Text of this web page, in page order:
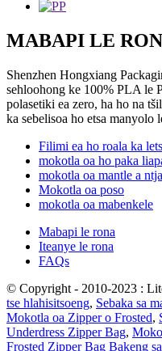
MABAPI LE
Shenzhen Hongxiang
sehloohong ke 100% PLA le
polasetiki ea zero, ha ho na
ka sebelisoa ho etsa manyolo
Filimi ea ho roala ka
mokotla oa ho paka
mokotla oa mantle a ntja
Mokotla oa poso
mokotla oa mabenkele
Mabapi le rona
Iteanye le rona
FAQs
© Copyright - 2010-2023 :
tse hlahisitsoeng, Sebaka sa
Mokotla oa Zipper o Frosted,
Underdress Zipper Bag,
Frosted Zipper Bag Bakeng